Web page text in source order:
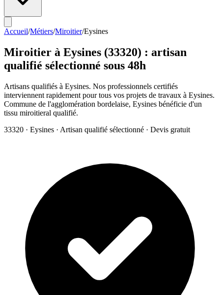
Accueil/Métiers/Miroitier/Eysines
Miroitier à Eysines (33320) : artisan
qualifié sélectionné sous 48h
Artisans qualifiés à Eysines. Nos professionnels certifiés
interviennent rapidement pour tous vos projets de travaux à Eysines.
Commune de l'agglomération bordelaise, Eysines bénéficie d'un
tissu miroitieral qualifié.
33320 · Eysines · Artisan qualifié sélectionné · Devis gratuit